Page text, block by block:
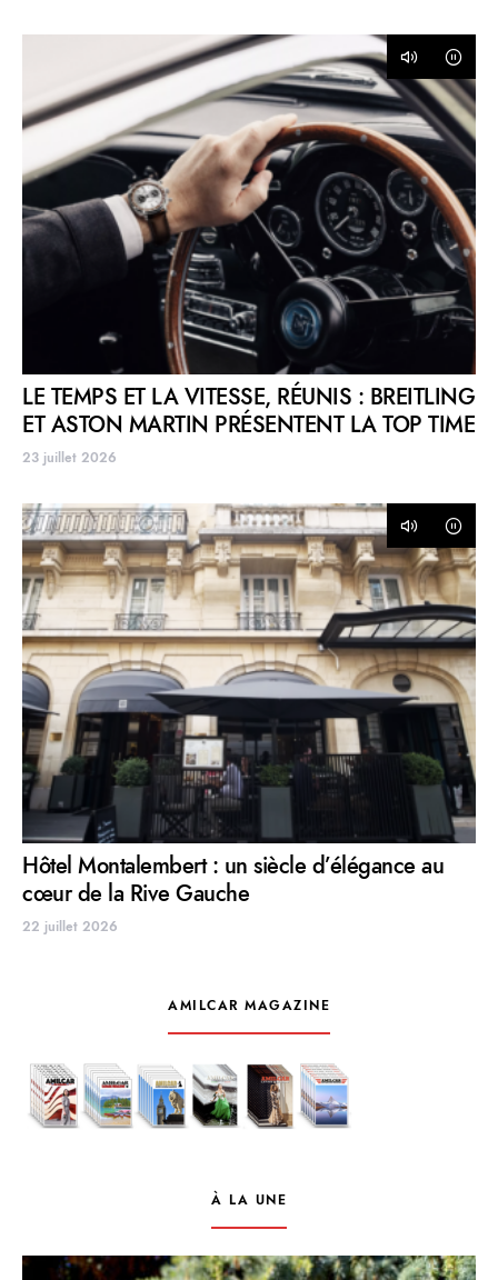
LE TEMPS ET LA VITESSE, RÉUNIS : BREITLING
ET ASTON MARTIN PRÉSENTENT LA TOP TIME
23 juillet 2026
Hôtel Montalembert : un siècle d’élégance au
cœur de la Rive Gauche
22 juillet 2026
AMILCAR MAGAZINE
À LA UNE